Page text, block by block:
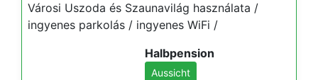
Városi Uszoda és Szaunavilág használata /
ingyenes parkolás / ingyenes WiFi /
Halbpension
Aussicht